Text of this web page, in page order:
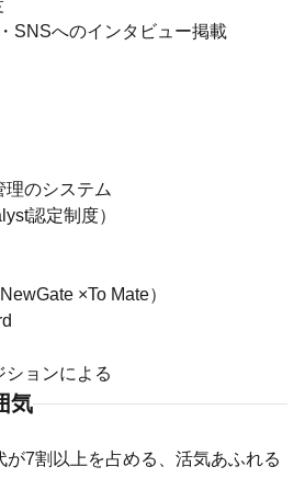
SNSへのインタビュー掲載
のシステム
認定制度）
×To Mate）
ョンによる
気
7割以上を占める、活気あふれる